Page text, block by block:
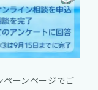
ーンページでご